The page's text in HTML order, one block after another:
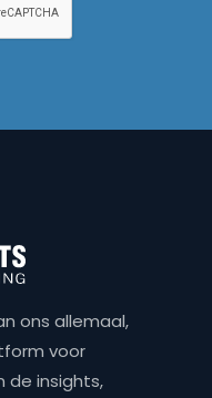
ons allemaal,
voor
de insights,